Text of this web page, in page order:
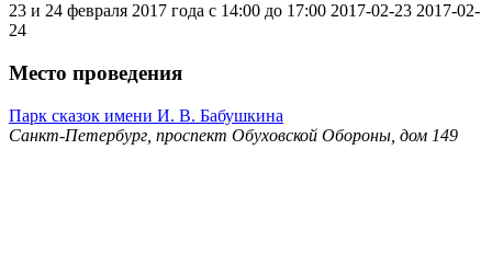
23 и 24 февраля 2017 года с 14:00 до 17:00 2017-02-23 2017-02-
24
Место проведения
Парк сказок имени И. В. Бабушкина
Санкт-Петербург, проспект Обуховской Обороны, дом 149